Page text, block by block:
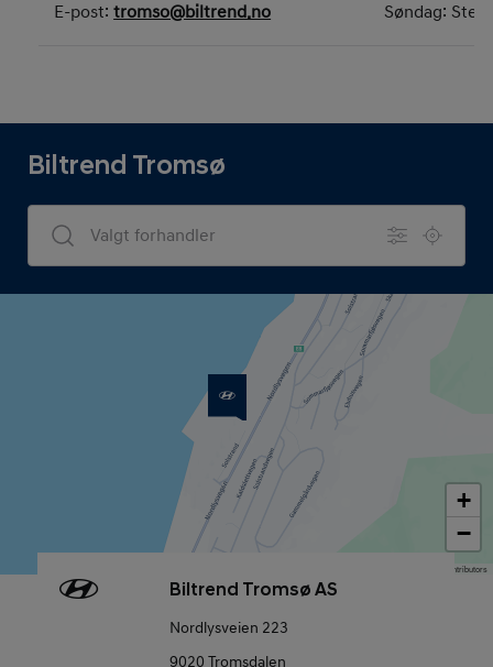
E-post:tromso@biltrend.no Søndag:
+
−
Map data © OpenStreetMap contributors
Biltrend Tromsø
Dealers Search
Biltrend Tromsø AS
Nordlysveien 223
9020 Tromsdalen